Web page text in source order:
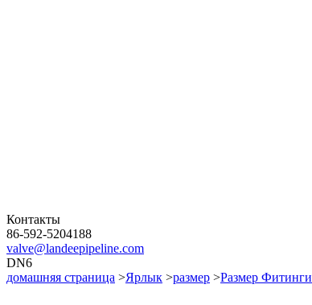
Контакты
86-592-5204188
valve@landeepipeline.com
DN6
домашняя страница >Ярлык >размер >Размер Фитинги